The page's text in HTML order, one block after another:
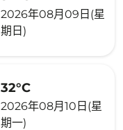
2026年08月09日(星
期日)
32°C
2026年08月10日(星
期一)